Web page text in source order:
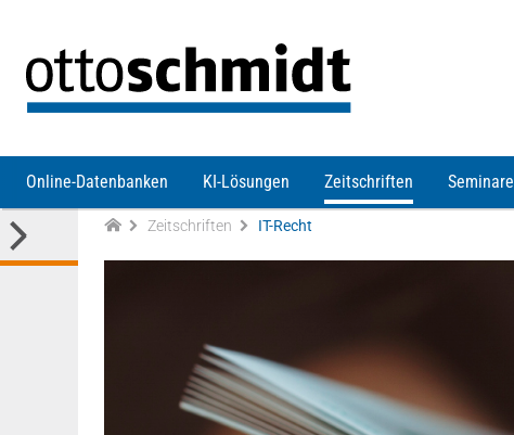
Online-Datenbanken KI-Lösungen Zeitschriften Seminare
Zeitschriften IT-Recht